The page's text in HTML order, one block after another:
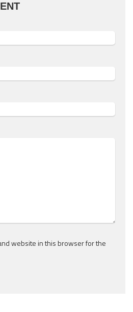
website in this browser for the